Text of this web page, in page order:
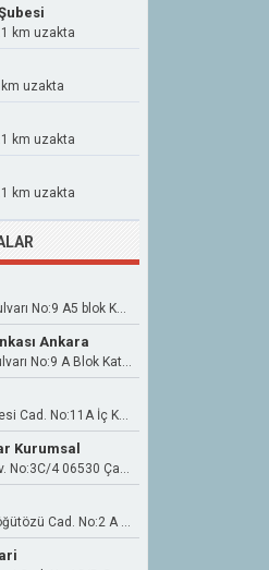
km uzakta
uzakta
km uzakta
km uzakta
Kızılırmak mah. Dumlupınar Bulvarı No:9 A5 blok Kat:7 No:265 (YDA Center) Çankaya/Ankara
Ankara
Kızılırmak Mah. Dumlupınar Bulvarı No:9 A Blok Kat:12 Kapı No:517 YDA Center, Çankaya / Ankara
Kızılırmak Mah. Ufuk Üniversitesi Cad. No:11A İç Kapı No:6 Çankaya
Kurumsal
Kızılırmak Mah. Dumlupınar Blv. No:3C/4 06530 Çankaya Ankara
Koç Kuleleri Söğütözü Mah. Söğütözü Cad. No:2 A Blok Kat:24 Ofis No:67-68 Çankaya/Ankara